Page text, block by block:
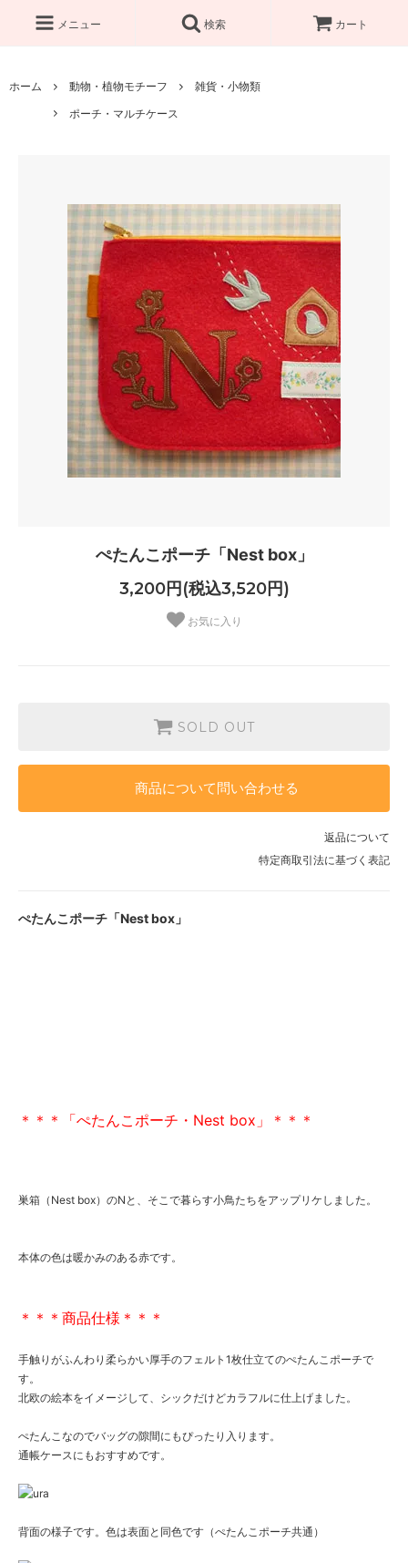
メニュー 検索 カート
ホーム 動物・植物モチーフ
雑貨・小物類
ポーチ・マルチケース
ぺたんこポーチ「Nest box」
3,200円(税込3,520円)
お気に入り
SOLD OUT
商品について問い合わせる
返品について
特定商取引法に基づく表記
ぺたんこポーチ「Nest box」
＊＊＊「ぺたんこポーチ・Nest box」＊＊＊
巣箱（Nest box）のNと、そこで暮らす小鳥たちをアップリケしました。
本体の色は暖かみのある赤です。
＊＊＊商品仕様＊＊＊
手触りがふんわり柔らかい厚手のフェルト1枚仕立てのぺたんこポーチで
す。
北欧の絵本をイメージして、シックだけどカラフルに仕上げました。
ぺたんこなのでバッグの隙間にもぴったり入ります。
通帳ケースにもおすすめです。
背面の様子です。色は表面と同色です（ぺたんこポーチ共通）